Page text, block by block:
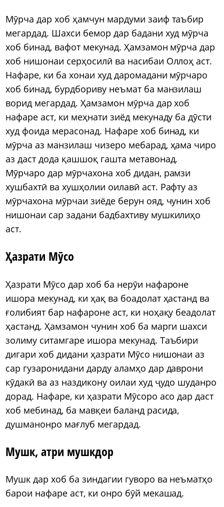
Мӯрча дар хоб ҳамчун мардуми заиф таъбир
мегардад. Шахси бемор дар бадани худ мӯрча
хоб бинад, вафот мекунад. Ҳамзамон мӯрча дар
хоб нишонаи серҳосилӣ ва насибаи Оллоҳ аст.
Нафаре, ки ба хонаи худ даромадани мӯрчаро
хоб бинад, бурдбориву неъмат ба манзилаш
ворид мегардад. Ҳамзамон мӯрча дар хоб
нафаре аст, ки меҳнати зиёд мекунаду ба дӯсти
худ фоида мерасонад. Нафаре хоб бинад, ки
мӯрча аз манзилаш чизеро мебарад, ҳама чиро
аз даст дода қашшоқ гашта метавонад.
Мӯрчаро дар мӯрчахона хоб дидан, рамзи
хушбахтӣ ва хушҳолии оилавӣ аст. Рафту аз
мӯрчахона мӯрчаи зиёде берун ояд, чунин хоб
нишонаи сар задани бадбахтиву мушкилиҳо
аст.
Ҳазрати Мӯсо
Ҳазрати Мӯсо дар хоб ба нерӯи нафароне
ишора мекунад, ки ҳақ ва боадолат ҳастанд ва
ғолибият бар нафароне аст, ки ноҳақу беадолат
ҳастанд. Ҳамзамон чунин хоб ба марги шахси
золиму ситамгаре ишора мекунад. Таъбири
дигари хоб дидани ҳазрати Мӯсо нишонаи аз
сар гузаронидани дарду аламҳо дар даврони
кӯдакӣ ва аз наздикону оилаи худ ҷудо шуданро
дорад. Нафаре, ки ҳазрати Мӯсоро асо дар даст
хоб мебинад, ба мавқеи баланд расида,
душманонро мағлуб мегардад.
Мушк, атри мушкдор
Мушк дар хоб ба зиндагии гуворо ва неъматҳо
барои нафаре аст, ки онро бӯй мекашад.